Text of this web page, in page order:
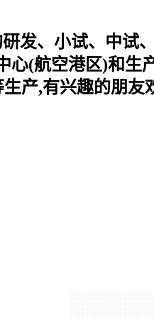
发、小试、中试
心(航空港区)和生
产,有兴趣的朋友